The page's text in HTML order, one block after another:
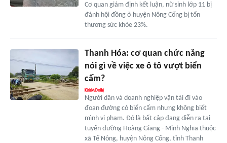
Cơ quan giám định kết luận, nữ sinh lớp 11 bị
đánh hội đồng ở huyện Nông Cống bị tổn
thương sức khỏe 23%.
Thanh Hóa: cơ quan chức năng
nói gì về việc xe ô tô vượt biển
cấm?
Người dân và doanh nghiệp vận tải đi vào
đoạn đường có biển cấm nhưng không biết
mình vi phạm. Đó là bất cập đang diễn ra tại
tuyến đường Hoàng Giang - Minh Nghĩa thuộc
xã Tế Nông, huyện Nông Cống, tỉnh Thanh